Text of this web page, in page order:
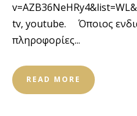
tv, youtube. Όποιος
πληροφορίες...
READ MORE